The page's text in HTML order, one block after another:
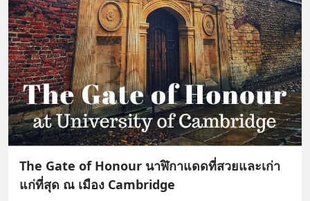
The Gate of Honour นาฬิกาแดดที่สวยและเก่า
แก่ที่สุด ณ เมือง Cambridge